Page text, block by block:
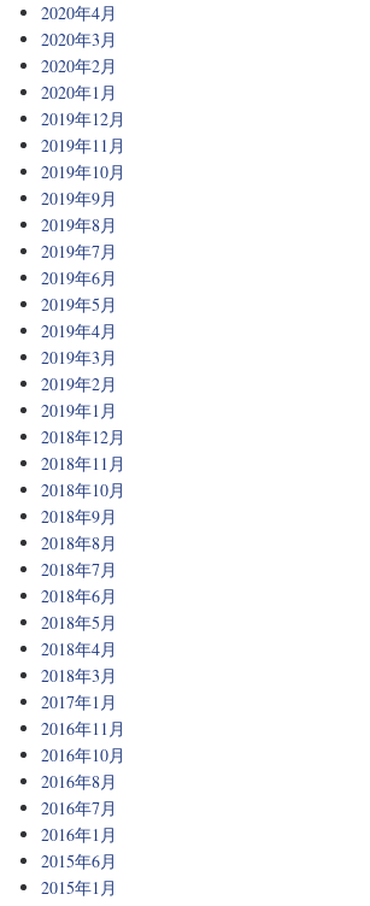
2020年4月
2020年3月
2020年2月
2020年1月
2019年12月
2019年11月
2019年10月
2019年9月
2019年8月
2019年7月
2019年6月
2019年5月
2019年4月
2019年3月
2019年2月
2019年1月
2018年12月
2018年11月
2018年10月
2018年9月
2018年8月
2018年7月
2018年6月
2018年5月
2018年4月
2018年3月
2017年1月
2016年11月
2016年10月
2016年8月
2016年7月
2016年1月
2015年6月
2015年1月